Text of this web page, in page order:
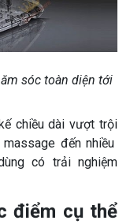
sóc toàn diện tới
chiều dài vượt trội
đến nhiều
có trải nghiệm
điểm cụ thể